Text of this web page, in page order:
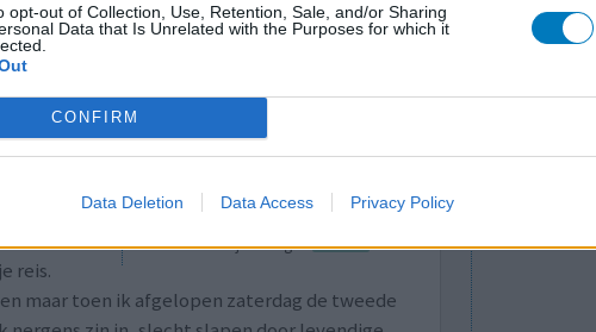
opt-out of Collection, Use, Retention, Sale, and/or Sharing
Data that Is Unrelated with the Purposes for which it
CONFIRM
Data Deletion Data Access Privacy Policy
Effectiviteit
Hoeveelheid bijwerkingen
dat
een x
reis.
maar toen ik afgelopen zaterdag de tweede